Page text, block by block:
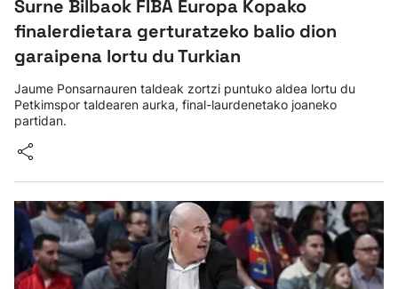
Surne Bilbaok FIBA Europa Kopako
finalerdietara gerturatzeko balio dion
garaipena lortu du Turkian
Jaume Ponsarnauren taldeak zortzi puntuko aldea lortu du
Petkimspor taldearen aurka, final-laurdenetako joaneko
partidan.